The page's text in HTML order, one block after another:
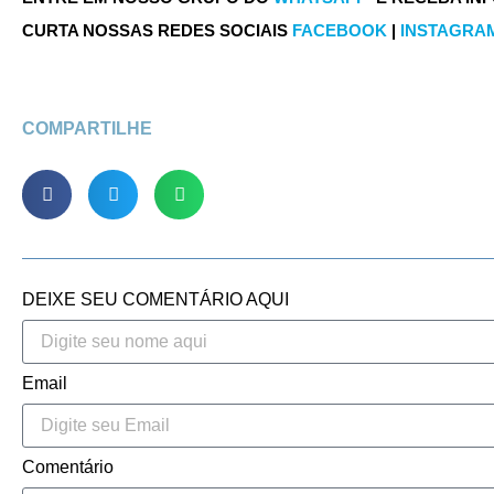
CURTA NOSSAS REDES SOCIAIS FACEBOOK |
COMPARTILHE
DEIXE SEU COMENTÁRIO AQUI
Email
Comentário